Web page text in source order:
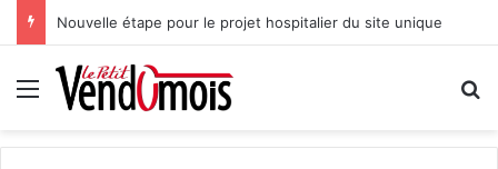
Nouvelle étape pour le projet hospitalier du site unique
Menu